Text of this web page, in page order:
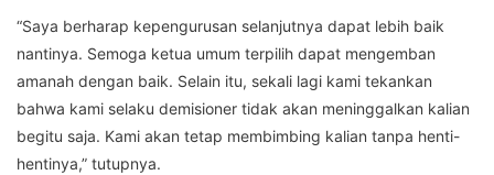
“Saya berharap kepengurusan selanjutnya dapat lebih baik
nantinya. Semoga ketua umum terpilih dapat mengemban
amanah dengan baik. Selain itu, sekali lagi kami tekankan
bahwa kami selaku demisioner tidak akan meninggalkan kalian
begitu saja. Kami akan tetap membimbing kalian tanpa henti-
hentinya,” tutupnya.